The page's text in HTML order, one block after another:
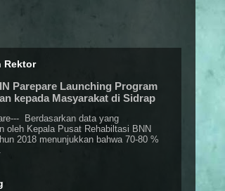
Rektor
Parepare Launching Program
kepada Masyarakat di Sidrap
Berdasarkan data yang
oleh Kepala Pusat Rehabiltasi BNN
2018 menunjukkan bahwa 70-80 %